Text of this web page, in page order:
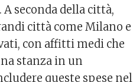
seconda della città,
città come Milano e
con affitti medi che
stanza in un
queste spese nel